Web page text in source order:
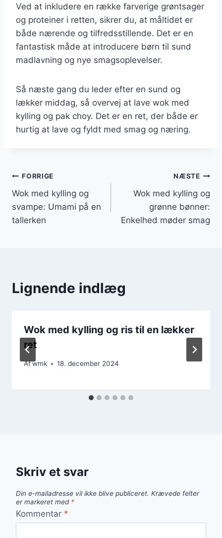
Ved at inkludere en række farverige grøntsager
og proteiner i retten, sikrer du, at måltidet er
både nærende og tilfredsstillende. Det er en
fantastisk måde at introducere børn til sund
madlavning og nye smagsoplevelser.
Så næste gang du leder efter en sund og
lækker middag, så overvej at lave wok med
kylling og pak choy. Det er en ret, der både er
hurtig at lave og fyldt med smag og næring.
Indlægsnavigation
FORRIGE
Wok med kylling og
svampe: Umami på en
tallerken
NÆSTE
Wok med kylling og
grønne bønner:
Enkelhed møder smag
Lignende indlæg
Wok med kylling og ris til en lækker
ret
Afwmk 18. december 2024
Skriv et svar
Din e-mailadresse vil ikke blive publiceret. Krævede felter
er markeret med *
Kommentar *